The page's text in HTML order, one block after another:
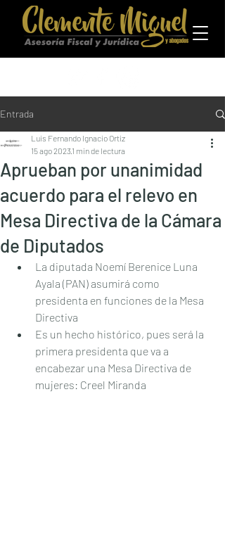
Entrada
Aprueban por unanimidad
acuerdo para el relevo en
Mesa Directiva de la Cámara
de Diputados
Luis Fernando Ignacio Ortiz
15 ago 2023 1 min de lectura
La diputada Noemí Berenice Luna
Ayala (PAN) asumirá como
presidenta en funciones de la Mesa
Directiva
Es un hecho histórico, pues será la
primera presidenta que va a
encabezar una Mesa Directiva de
mujeres: Creel Miranda